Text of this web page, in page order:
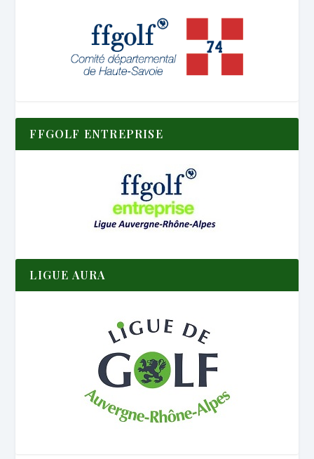
FFGOLF ENTREPRISE
LIGUE AURA